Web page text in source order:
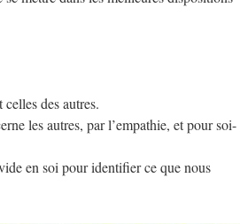
des autres.
les autres, par l’empathie, et pour soi-
en soi pour identifier ce que nous